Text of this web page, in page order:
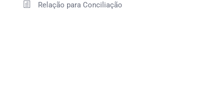
Relação para Conciliação